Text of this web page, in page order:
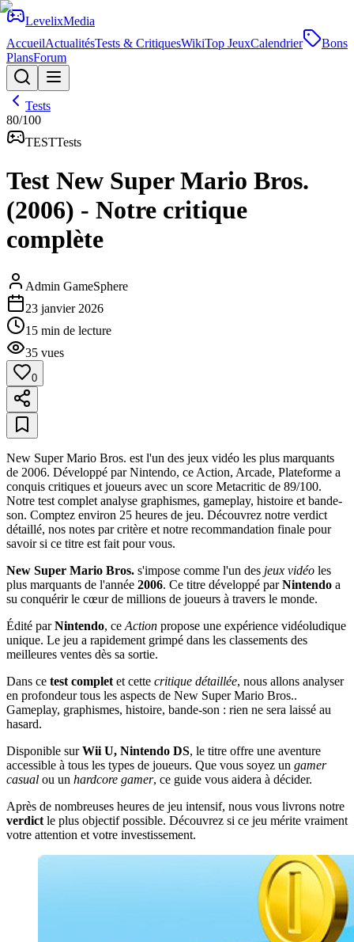
LevelixMedia
AccueilActualitésTests & CritiquesWikiTop JeuxCalendrier
Bons
PlansForum
Tests
80/100
TESTTests
Test New Super Mario Bros.
(2006) - Notre critique
complète
Admin GameSphere
23 janvier 2026
15 min de lecture
35 vues
0
New Super Mario Bros. est l'un des jeux vidéo les plus marquants
de 2006. Développé par Nintendo, ce Action, Arcade, Plateforme a
conquis critiques et joueurs avec un score Metacritic de 89/100.
Notre test complet analyse graphismes, gameplay, histoire et bande-
son. Comptez environ 25 heures de jeu. Découvrez notre verdict
détaillé, nos notes par critère et notre recommandation finale pour
savoir si ce titre est fait pour vous.
New Super Mario Bros. s'impose comme l'un des jeux vidéo les
plus marquants de l'année 2006. Ce titre développé parNintendo a
su conquérir le cœur de millions de joueurs à travers le monde.
Édité parNintendo, ce Action propose une expérience vidéoludique
unique. Le jeu a rapidement grimpé dans les classements des
meilleures ventes dès sa sortie.
Dans ce test complet et cette critique détaillée, nous allons analyser
en profondeur tous les aspects de New Super Mario Bros..
Gameplay, graphismes, histoire, bande-son : rien ne sera laissé au
hasard.
Disponible surWii U, Nintendo DS, le titre offre une aventure
accessible à tous les types de joueurs. Que vous soyez un gamer
casual ou un hardcore gamer, ce guide vous aidera à décider.
Après de nombreuses heures de jeu intensif, nous vous livrons notre
verdict le plus objectif possible. Découvrez si ce jeu mérite vraiment
votre attention et votre investissement.